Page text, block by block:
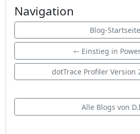
Navigation
Blog-Startseite
⇽ Einstieg in
dotTrace Profiler Version
Alle Blogs von